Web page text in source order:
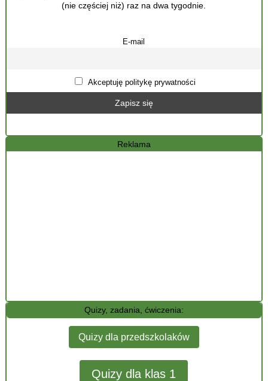
(nie częściej niż) raz na dwa tygodnie.
E-mail
Akceptuję politykę prywatności
Reklama
Quizy, zadania, ćwiczenia:
Quizy dla przedszkolaków
Quizy dla klas 1